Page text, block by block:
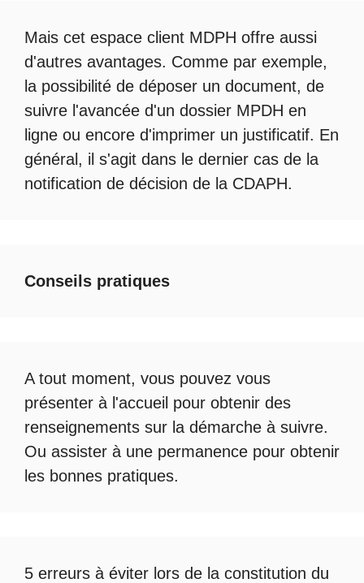
Mais cet espace client MDPH offre aussi
d'autres avantages. Comme par exemple,
la possibilité de déposer un document, de
suivre l'avancée d'un dossier MPDH en
ligne ou encore d'imprimer un justificatif. En
général, il s'agit dans le dernier cas de la
notification de décision de la CDAPH.
Conseils pratiques
A tout moment, vous pouvez vous
présenter à l'accueil pour obtenir des
renseignements sur la démarche à suivre.
Ou assister à une permanence pour obtenir
les bonnes pratiques.
5 erreurs à éviter lors de la constitution du